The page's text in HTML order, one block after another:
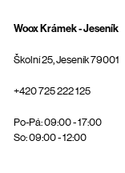
Woox Krámek - Jeseník
Školní 25, Jeseník 79001
+420 725 222 125
Po-Pá: 09:00 - 17:00
So: 09:00 - 12:00